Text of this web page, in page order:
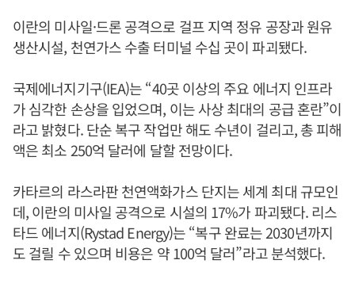
이란의 미사일·드론 공격으로 걸프 지역 정유 공장과 원유
생산시설, 천연가스 수출 터미널 수십 곳이 파괴됐다.
국제에너지기구(IEA)는 “40곳 이상의 주요 에너지 인프라
가 심각한 손상을 입었으며, 이는 사상 최대의 공급 혼란”이
라고 밝혔다. 단순 복구 작업만 해도 수년이 걸리고, 총 피해
액은 최소 250억 달러에 달할 전망이다.
카타르의 라스라판 천연액화가스 단지는 세계 최대 규모인
데, 이란의 미사일 공격으로 시설의 17%가 파괴됐다. 리스
타드 에너지(Rystad Energy)는 “복구 완료는 2030년까지
도 걸릴 수 있으며 비용은 약 100억 달러”라고 분석했다.